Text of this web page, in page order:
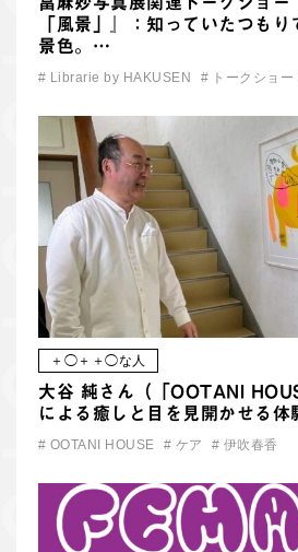
「風景」』：知っていたつも
景色。…
# Librarie by HAKUSEN # トークショー
＋◯＋＋◯な人
大谷 純さん（「OOTANI
による癒しと目を見開かせる
# OOTANI HOUSE # ケア # 伊吹春香